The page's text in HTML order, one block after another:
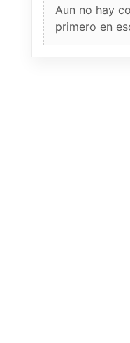
Aun no hay
primero en